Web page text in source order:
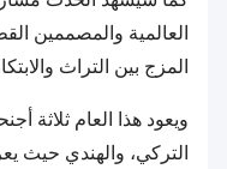
العالمية والمصممين
المزج بين التراث
ويعود هذا العام ثلاثة
التركي، والهندي حيث